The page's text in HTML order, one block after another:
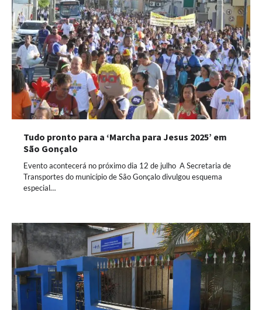
Tudo pronto para a ‘Marcha para Jesus 2025’ em
São Gonçalo
Evento acontecerá no próximo dia 12 de julho A Secretaria de
Transportes do município de São Gonçalo divulgou esquema
especial…